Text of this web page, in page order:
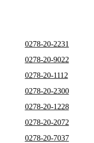
0278-20-2231
0278-20-9022
0278-20-1112
0278-20-2300
0278-20-1228
0278-20-2072
0278-20-7037